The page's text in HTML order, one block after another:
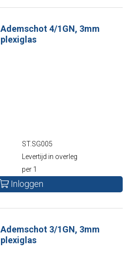
Ademschot 4/1GN, 3mm
plexiglas
ST.SG005
Levertijd in overleg
per 1
Inloggen
Ademschot 3/1GN, 3mm
plexiglas